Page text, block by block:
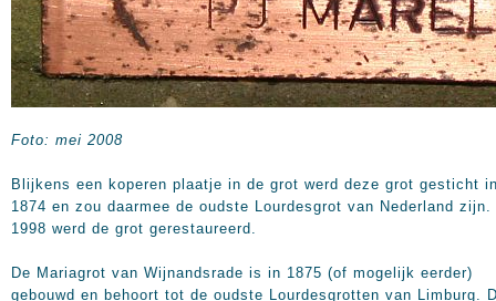
Foto: mei 2008
Blijkens een koperen plaatje in de grot werd deze grot gesticht
1874 en zou daarmee de oudste Lourdesgrot van Nederland zijn.
1998 werd de grot gerestaureerd.
De Mariagrot van Wijnandsrade is in 1875 (of mogelijk eerder)
gebouwd en behoort tot de oudste Lourdesgrotten van Limburg.